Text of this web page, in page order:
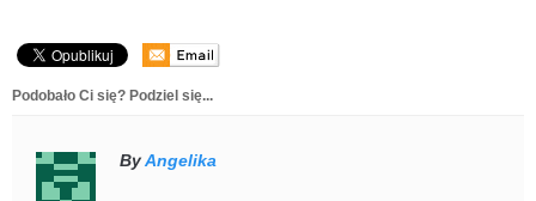
Podobało Ci się? Podziel się...
ByAngelika